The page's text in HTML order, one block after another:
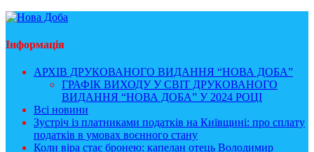
Інформація
АРХІВ ДРУКОВАНОГО ВИДАННЯ “НОВА ДОБА”
ГРАФІК ВИХОДУ У СВІТ ДРУКОВАНОГО
ВИДАННЯ “НОВА ДОБА” У 2024 РОЦІ
Всі новини
Зустріч із платниками податків на Київщині: про сплату
податків в умовах воєнного стану
Коли віра стає бронею: капелан отець Володимир